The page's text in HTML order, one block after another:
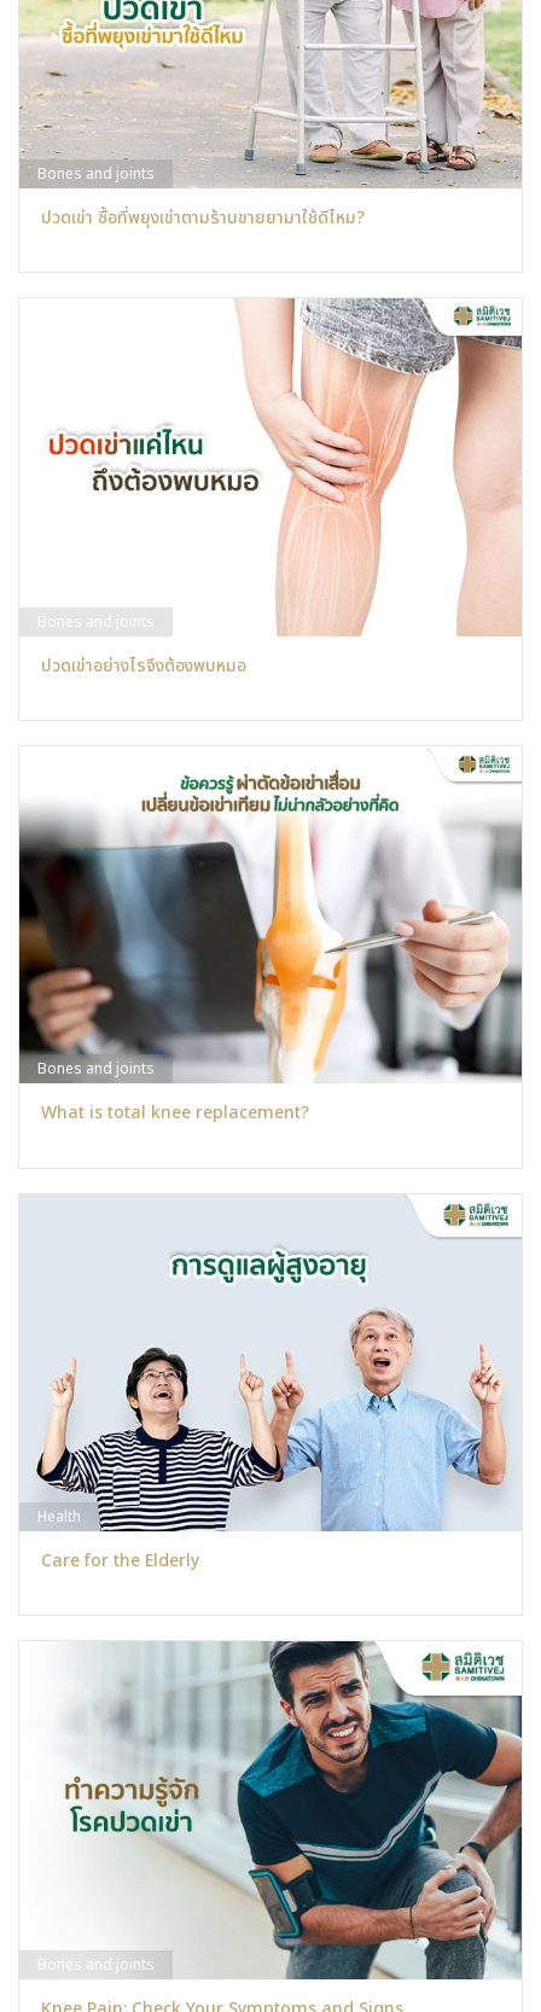
Bones and joints
ปวดเข่า ซื้อที่พยุงเข่าตามร้านขายยามาใช้ดีไหม?
Bones and joints
ปวดเข่าอย่างไรจึงต้องพบหมอ
Bones and joints
What is total knee replacement?
Health
Care for the Elderly
Bones and joints